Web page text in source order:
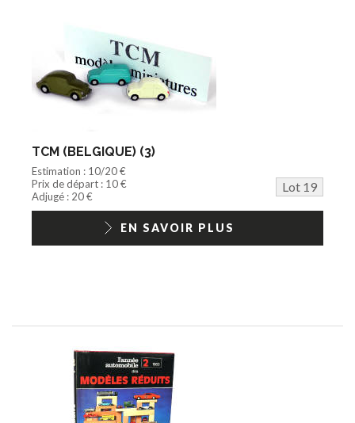
TCM (BELGIQUE) (3)
Estimation : 10/20 €
Prix de départ : 10 €
Lot 19
Adjugé : 20 €
EN SAVOIR PLUS